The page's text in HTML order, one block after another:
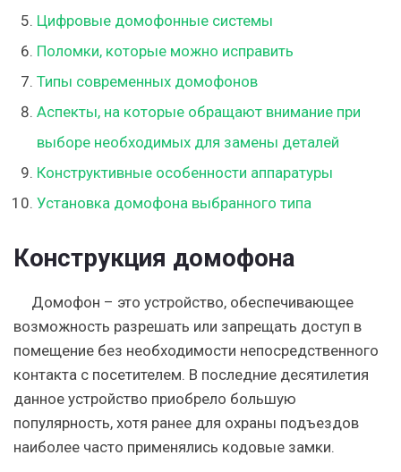
Цифровые домофонные системы
Поломки, которые можно исправить
Типы современных домофонов
Аспекты, на которые обращают внимание при
выборе необходимых для замены деталей
Конструктивные особенности аппаратуры
Установка домофона выбранного типа
Конструкция домофона
Домофон – это устройство, обеспечивающее
возможность разрешать или запрещать доступ в
помещение без необходимости непосредственного
контакта с посетителем. В последние десятилетия
данное устройство приобрело большую
популярность, хотя ранее для охраны подъездов
наиболее часто применялись кодовые замки.